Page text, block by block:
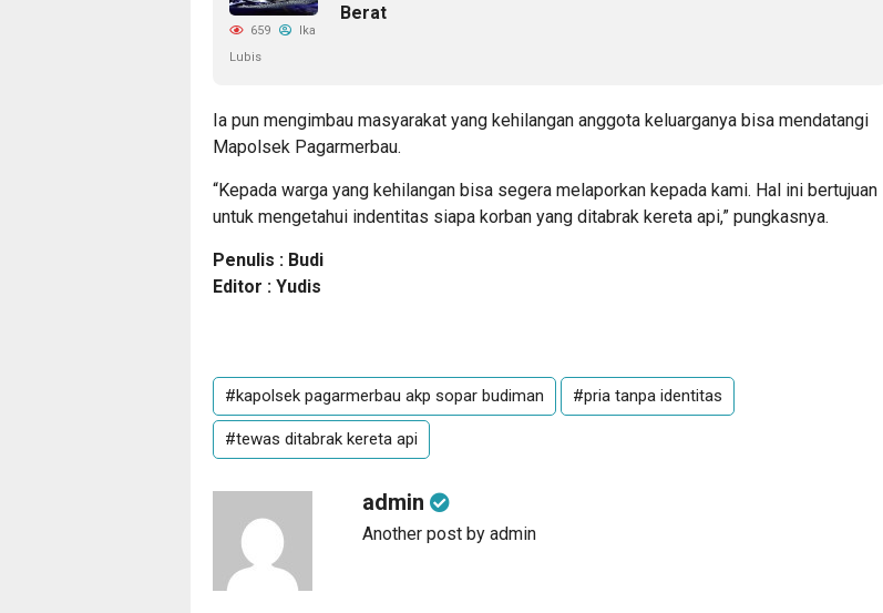
Berat
659
Ika
Lubis
Ia pun mengimbau masyarakat yang kehilangan anggota keluarganya bisa mendatangi
Mapolsek Pagarmerbau.
“Kepada warga yang kehilangan bisa segera melaporkan kepada kami. Hal ini bertujuan
untuk mengetahui indentitas siapa korban yang ditabrak kereta api,” pungkasnya.
Penulis : Budi
Editor : Yudis
#kapolsek pagarmerbau akp sopar budiman #pria tanpa identitas
#tewas ditabrak kereta api
admin
Another post by admin